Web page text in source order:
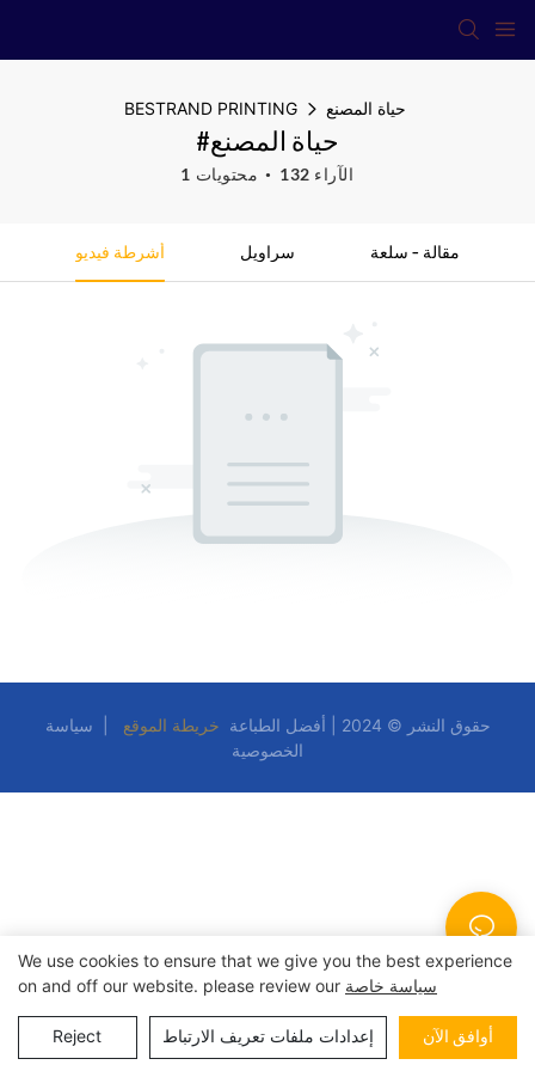
BESTRAND PRINTING حياة المصنع
#حياة المصنع
1 محتويات 132 الآراء
أشرطة فيديو سراويل مقالة - سلعة
حقوق النشر © 2024 | أفضل الطباعة خريطة الموقع
سياسة
الخصوصية
We use cookies to ensure that we give you the best experience
on and off our website. please review our سياسة خاصة
Reject إعدادات ملفات تعريف الارتباط أوافق الآن